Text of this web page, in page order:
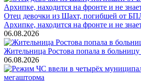
Отец девочки из Шахт, погибшей от
Архипке, находится на фронте и не
06.08.2026
Жительница Ростова попала в больницу
06.08.2026